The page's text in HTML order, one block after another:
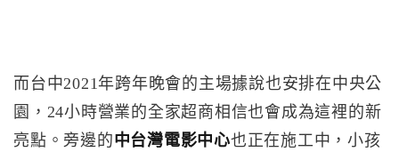
而台中2021年跨年晚會的主場據說也安排在中央公
園，24小時營業的全家超商相信也會成為這裡的新
亮點。旁邊的中台灣電影中心也正在施工中，小孩